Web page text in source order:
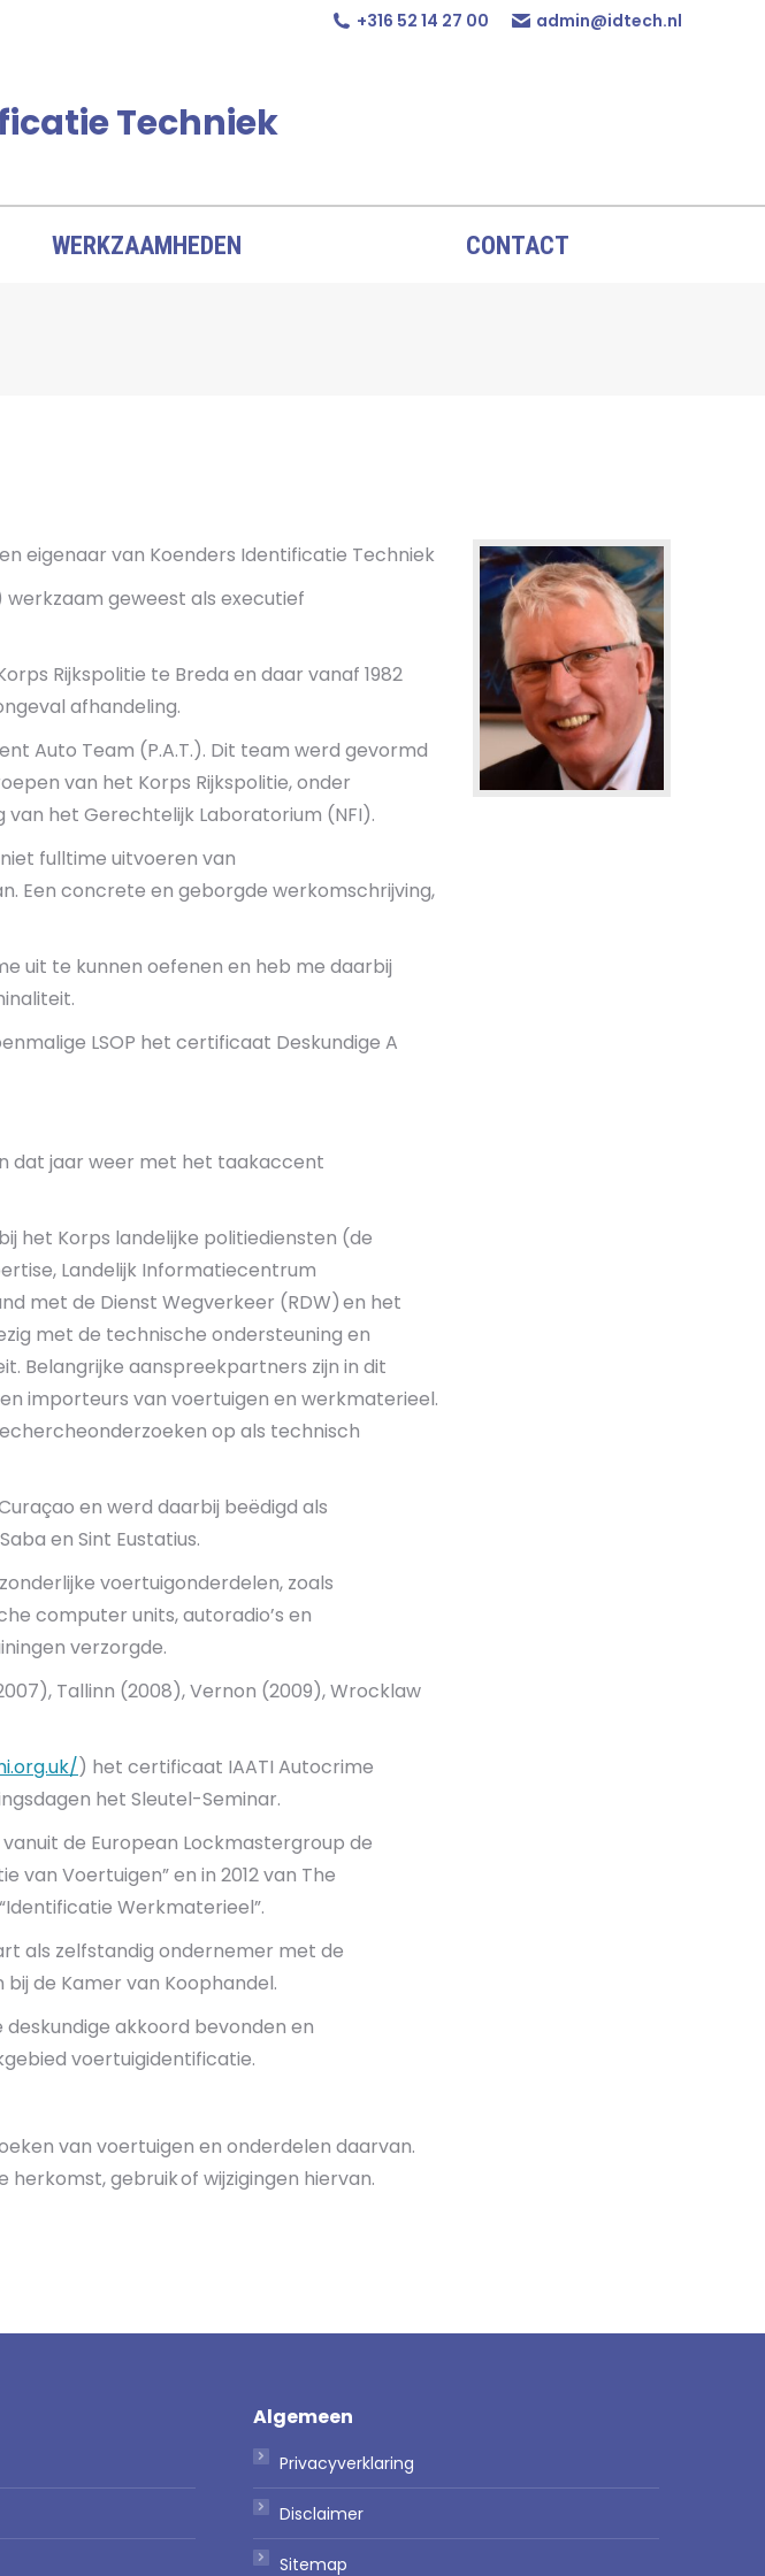
+316 52 14 27 00 admin@idtech.nl
Techniek
WERKZAAMHEDEN CONTACT
eigenaar van Koenders Identificatie Techniek
werkzaam geweest als executief
Rijkspolitie te Breda en daar vanaf 1982
afhandeling.
Auto Team (P.A.T.). Dit team werd gevormd
van het Korps Rijkspolitie, onder
het Gerechtelijk Laboratorium (NFI).
fulltime uitvoeren van
Een concrete en geborgde werkomschrijving,
uit te kunnen oefenen en heb me daarbij
LSOP het certificaat Deskundige A
dat jaar weer met het taakaccent
het Korps landelijke politiediensten (de
Landelijk Informatiecentrum
met de Dienst Wegverkeer (RDW) en het
met de technische ondersteuning en
Belangrijke aanspreekpartners zijn in dit
importeurs van voertuigen en werkmaterieel.
op als technisch
en werd daarbij beëdigd als
en Sint Eustatius.
voertuigonderdelen, zoals
computer units, autoradio’s en
verzorgde.
Tallinn (2008), Vernon (2009), Wrocklaw
) het certificaat IAATI Autocrime
het Sleutel-Seminar.
de European Lockmastergroup de
van Voertuigen” en in 2012 van The
Werkmaterieel”.
als zelfstandig ondernemer met de
de Kamer van Koophandel.
deskundige akkoord bevonden en
voertuigidentificatie.
van voertuigen en onderdelen daarvan.
gebruik of wijzigingen hiervan.
Algemeen
Privacyverklaring
Disclaimer
Sitemap